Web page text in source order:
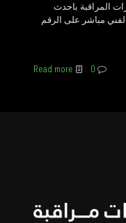
المراقبة باحدث
مباشر على الرقم
0
Read more